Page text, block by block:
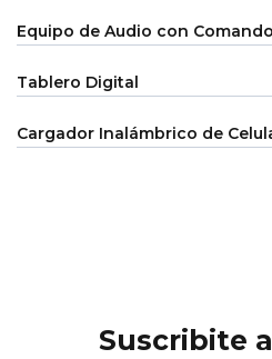
Equipo de Audio con
Tablero Digital
Cargador Inalámbrico de
Suscribite